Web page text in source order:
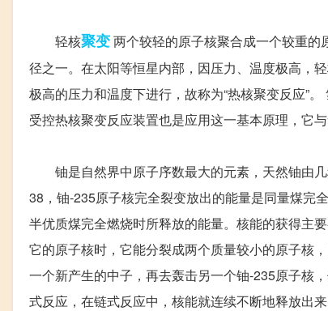
轻核聚变两个较轻的原子核聚合成一个较重
径之一。在太阳等恒星内部，因压力、温度极高，
极高的压力和温度下进行，故称为“热核聚变反应”
受控热核聚变反应装置也是应用这一基本原理，它
铀是自然界中原子序数最大的元素，天然铀由几
38，铀-235原子核完全裂变放出的能量是同量煤完
半优质煤完全燃烧时所释放的能量。核能的获得主
它的原子核时，它能分裂成两个质量较小的原子核
一个新产生的中子，再去轰击另一个铀-235原子核
式反应，在链式反应中，核能就连续不断地释放出来